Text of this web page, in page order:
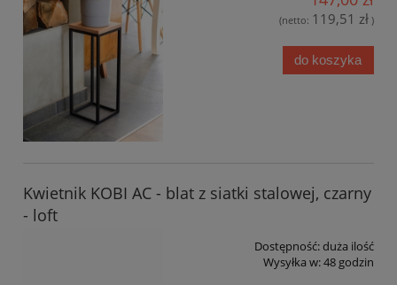
(netto: 119,51 zł )
do koszyka
Kwietnik KOBI AC - blat z siatki stalowej, czarny
- loft
Dostępność:duża ilość
Wysyłka w:48 godzin